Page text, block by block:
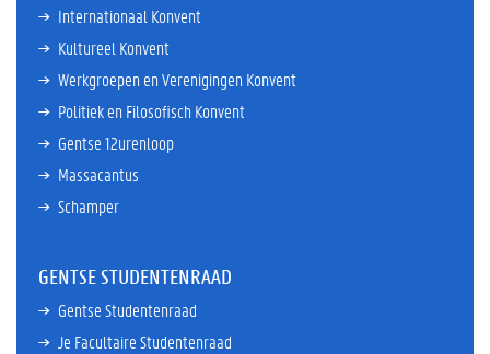
Internationaal Konvent
Kultureel Konvent
Werkgroepen en Verenigingen Konvent
Politiek en Filosofisch Konvent
Gentse 12urenloop
Massacantus
Schamper
GENTSE STUDENTENRAAD
Gentse Studentenraad
Je Facultaire Studentenraad